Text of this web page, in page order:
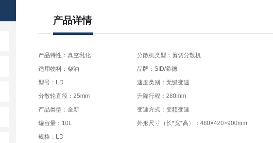
产品详情
产品特性：真空乳化 分散机类型：剪切分散机
适用物料：柴油
品牌：SID/希德
型号：LD
速度类别：无级变速
分散轮直径：25mm
升降行程：280mm
产品类型：全新
变速方式：变频变速
罐容量：10L
外形尺寸（长*宽*高）：480×420×900mm
规格：LD